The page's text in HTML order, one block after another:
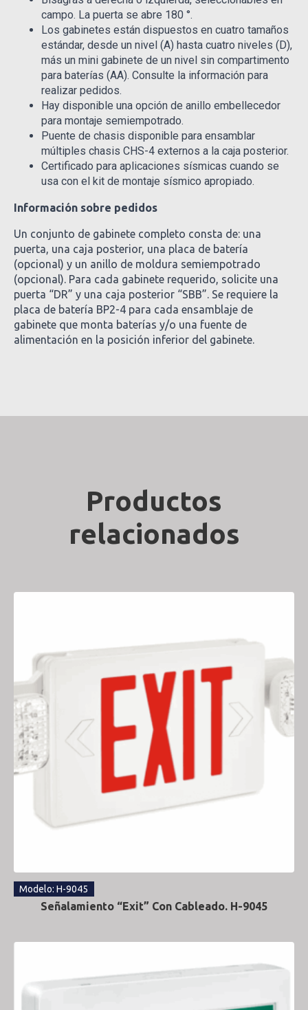
campo. La puerta se abre 180 °.
Los gabinetes están dispuestos en cuatro tamaños
estándar, desde un nivel (A) hasta cuatro niveles (D),
más un mini gabinete de un nivel sin compartimento
para baterías (AA). Consulte la información para
realizar pedidos.
Hay disponible una opción de anillo embellecedor
para montaje semiempotrado.
Puente de chasis disponible para ensamblar
múltiples chasis CHS-4 externos a la caja posterior.
Certificado para aplicaciones sísmicas cuando se
usa con el kit de montaje sísmico apropiado.
Información sobre pedidos
Un conjunto de gabinete completo consta de: una
puerta, una caja posterior, una placa de batería
(opcional) y un anillo de moldura semiempotrado
(opcional). Para cada gabinete requerido, solicite una
puerta “DR” y una caja posterior “SBB”. Se requiere la
placa de batería BP2-4 para cada ensamblaje de
gabinete que monta baterías y/o una fuente de
alimentación en la posición inferior del gabinete.
Productos
relacionados
Modelo: H-9045
Señalamiento “Exit” Con Cableado. H-9045